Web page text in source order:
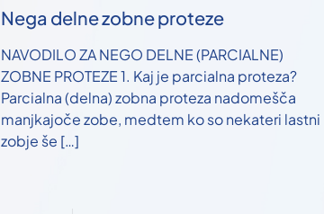
Nega delne zobne proteze
NAVODILO ZA NEGO DELNE (PARCIALNE)
ZOBNE PROTEZE 1. Kaj je parcialna proteza?
Parcialna (delna) zobna proteza nadomešča
manjkajoče zobe, medtem ko so nekateri lastni
zobje še […]